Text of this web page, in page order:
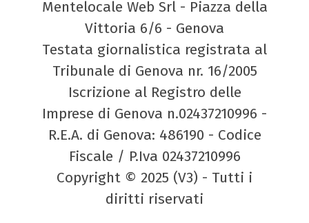
Mentelocale Web Srl - Piazza della
Vittoria 6/6 - Genova
Testata giornalistica registrata al
Tribunale di Genova nr. 16/2005
Iscrizione al Registro delle
Imprese di Genova n.02437210996 -
R.E.A. di Genova: 486190 - Codice
Fiscale / P.Iva 02437210996
Copyright © 2025 (V3) - Tutti i
diritti riservati